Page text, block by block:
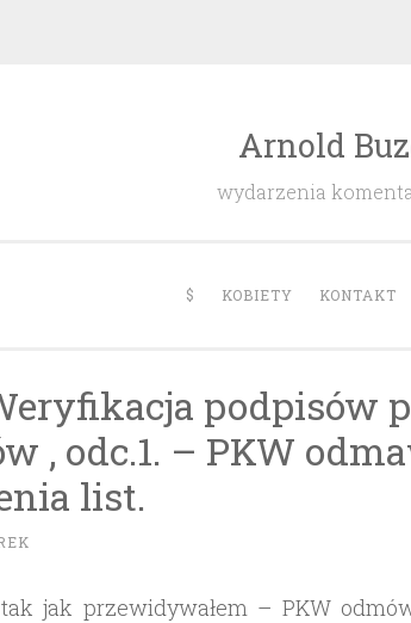
Arnold
wydarzenia
$ KOBIETY KONTAKT
podpisów
, odc.1. – PKW
list.
jak przewidywałem – PKW